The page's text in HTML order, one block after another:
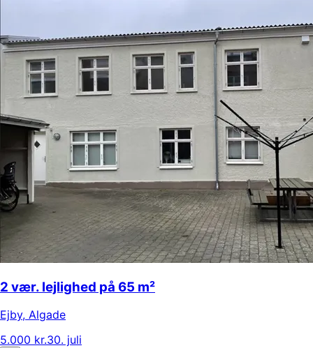
2 vær. lejlighed på 65 m²
Ejby, Algade
5.000 kr.30. juli